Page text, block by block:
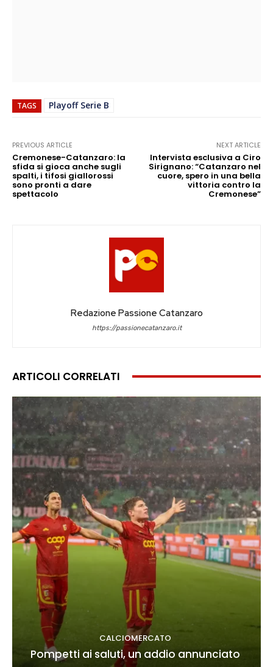
TAGS Playoff Serie B
PREVIOUS ARTICLE
Cremonese-Catanzaro: la
sfida si gioca anche sugli
spalti, i tifosi giallorossi
sono pronti a dare
spettacolo
NEXT ARTICLE
Intervista esclusiva a Ciro
Sirignano: “Catanzaro nel
cuore, spero in una bella
vittoria contro la
Cremonese”
Redazione Passione Catanzaro
https://passionecatanzaro.it
ARTICOLI CORRELATI
CALCIOMERCATO
Pompetti ai saluti, un addio annunciato